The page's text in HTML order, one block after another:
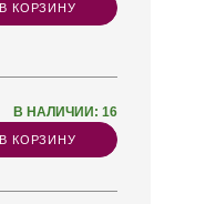
В КОРЗИНУ
В НАЛИЧИИ: 16
В КОРЗИНУ